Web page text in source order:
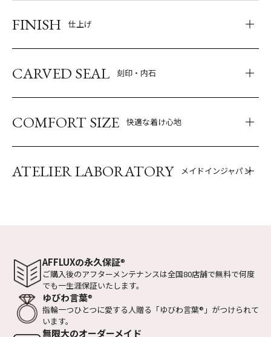
FINISH 仕上げ
CARVED SEAL 刻印・内石
COMFORT SIZE 快適な着け心地
ATELIER LABORATORY メイドインジャパン
AFFLUXの永久保証®
ご購入後のアフターメンテナンスは全国80店舗で無料で何度
でも一生涯保証いたします。
ゆびわ言葉®
指輪一つひとつに愛する人贈る 「ゆびわ言葉® 」がつけられて
います。
無限大のオーダーメイド